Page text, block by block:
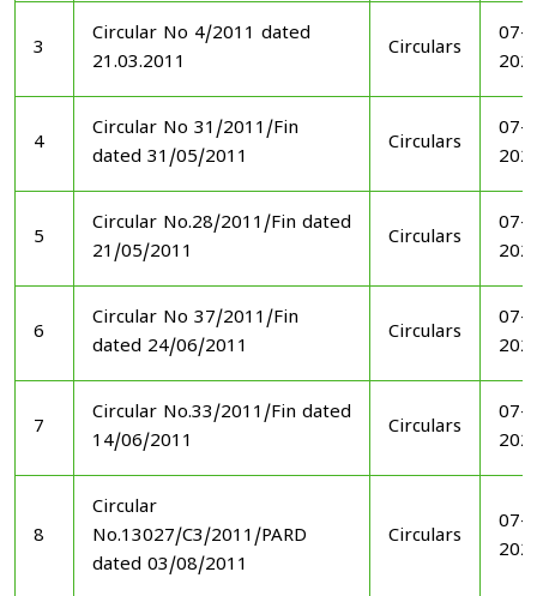
3
Circular No 4/2011 dated
21.03.2011
Circulars
07-
4
Circular No 31/2011/Fin
dated 31/05/2011
Circulars
07-
5
Circular No.28/2011/Fin dated
21/05/2011
Circulars
07-
6
Circular No 37/2011/Fin
dated 24/06/2011
Circulars
07-
7
Circular No.33/2011/Fin dated
14/06/2011
Circulars
07-
8
Circular
No.13027/C3/2011/PARD
dated 03/08/2011
Circulars
07-